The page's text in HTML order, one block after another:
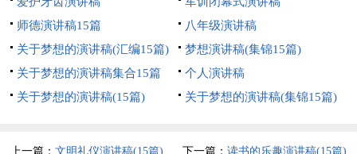
师德演讲稿15篇
八年级演讲稿
关于梦想的演讲稿(汇编15篇)
梦想演讲稿(集锦15篇)
关于梦想的演讲稿集合15篇
个人演讲稿
关于梦想的演讲稿(15篇)
关于梦想的演讲稿(集锦15篇)
上一篇：文明礼仪演讲稿(15篇) 下一篇： 读书的乐趣演讲稿(15篇)